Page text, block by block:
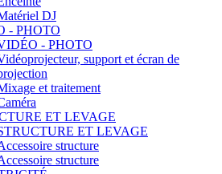
DJ
- PHOTO
- PHOTO
support et écran de
et traitement
ET LEVAGE
ET LEVAGE
structure
structure